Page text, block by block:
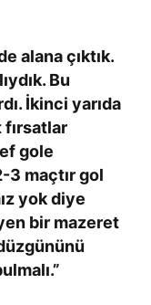
alana çıktık.
Bu
İkinci yarıda
fırsatlar
gole
3 maçtır gol
yok diye
bir mazeret